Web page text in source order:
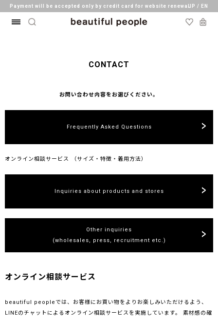
Payment will be accepted only by credit card for website renewal.
Register and get 10% OFF on your first order.
JP / EN
CONTACT
お問い合わせ内容をお選びください。
Frequently Asked Questions
オンライン相談サービス （サイズ・特徴・着用方法）
Inquiries about products and stores
Other inquiries
(wholesales, press, recruitment etc.)
オンライン相談サービス
beautiful peopleでは、お客様にお買い物をよりお楽しみいただけるよう、
LINEのチャットによるオンライン相談サービスを実施しています。 素材感の確